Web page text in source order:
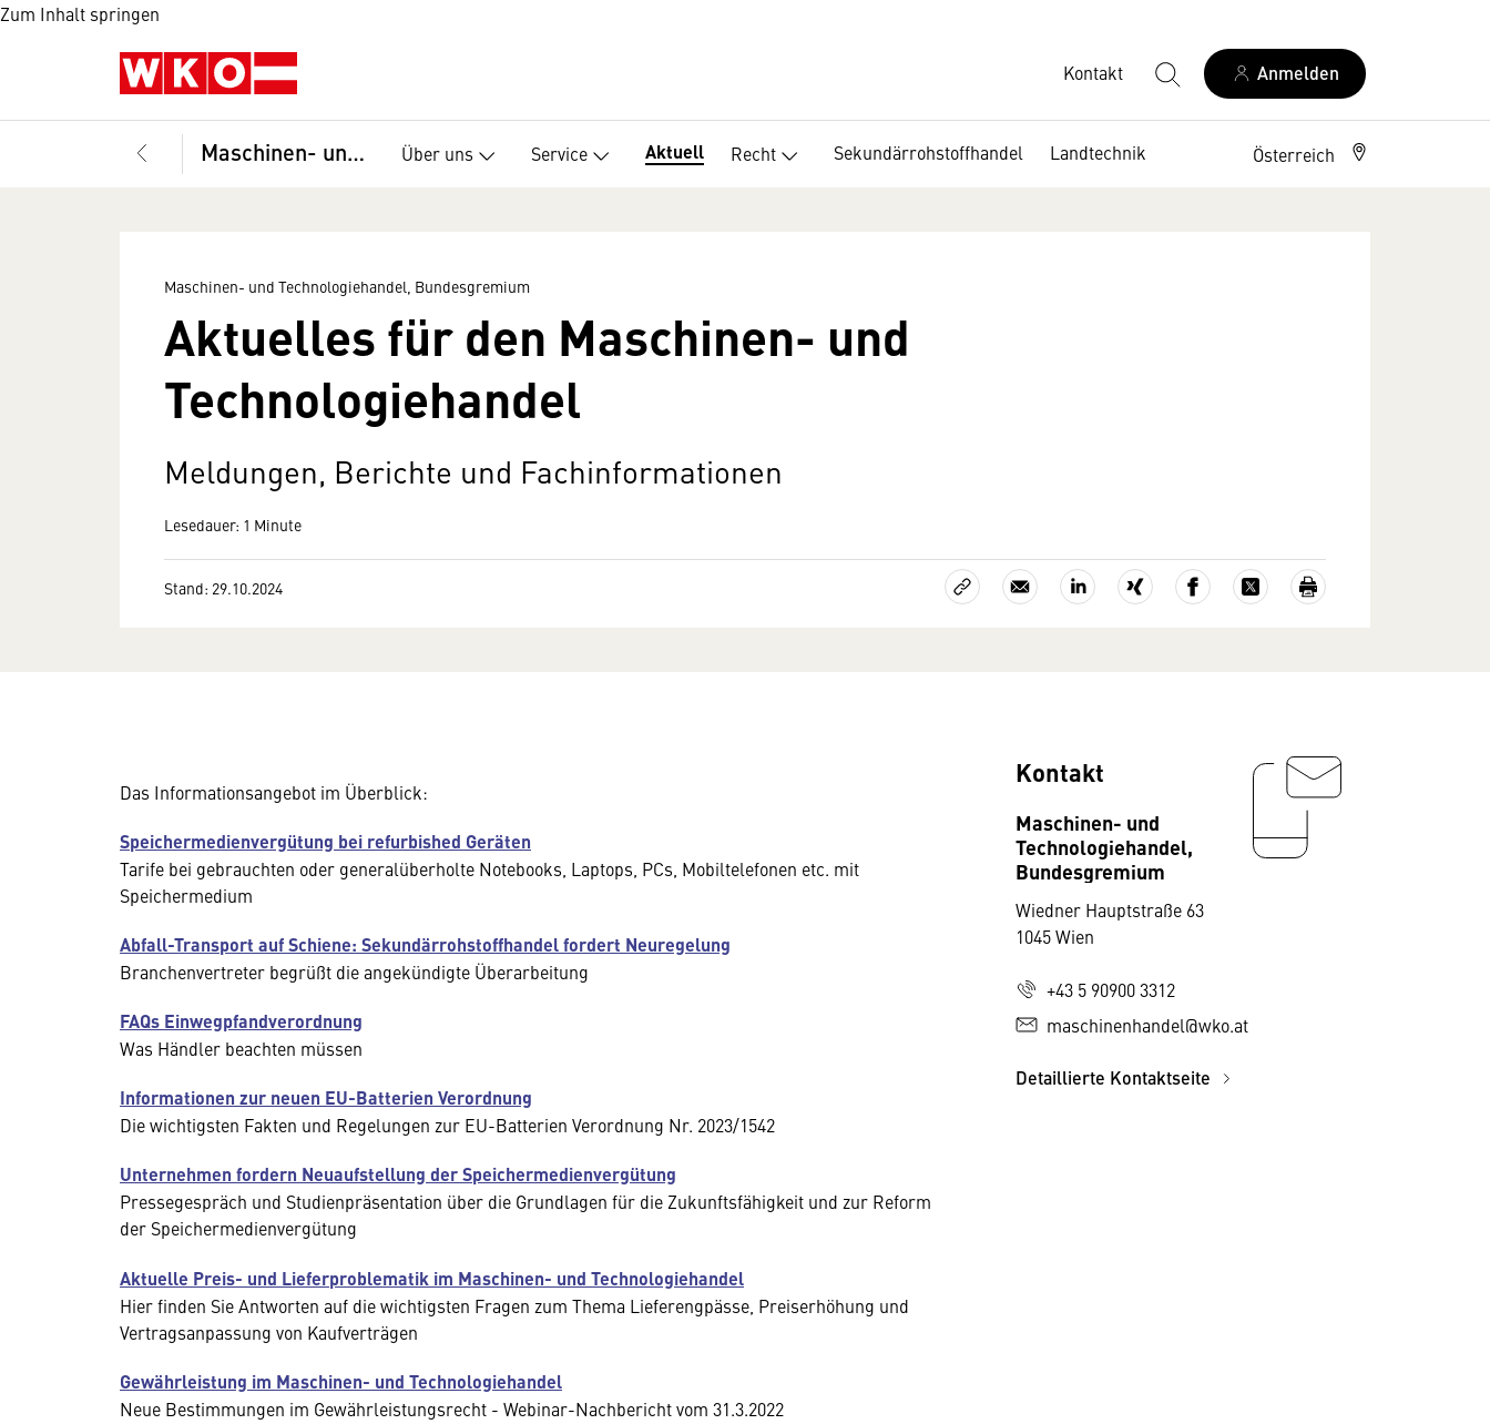
Zum Inhalt springen
Kontakt Anmelden
Maschinen- und Technologiehandel, Bundesgremium Über uns Service Aktuell Recht Sekundärrohstoffhandel Landtechnik Österreich
Maschinen- und Technologiehandel, Bundesgremium
Aktuelles für den Maschinen- und
Technologiehandel
Meldungen, Berichte und Fachinformationen
Lesedauer: 1 Minute
Stand: 29.10.2024
Das Informationsangebot im Überblick:
Speichermedienvergütung bei refurbished Geräten
Tarife bei gebrauchten oder generalüberholte Notebooks, Laptops, PCs, Mobiltelefonen etc. mit
Speichermedium
Abfall-Transport auf Schiene: Sekundärrohstoffhandel fordert Neuregelung
Branchenvertreter begrüßt die angekündigte Überarbeitung
FAQs Einwegpfandverordnung
Was Händler beachten müssen
Informationen zur neuen EU-Batterien Verordnung
Die wichtigsten Fakten und Regelungen zur EU-Batterien Verordnung Nr. 2023/1542
Unternehmen fordern Neuaufstellung der Speichermedienvergütung
Pressegespräch und Studienpräsentation über die Grundlagen für die Zukunftsfähigkeit und zur Reform
der Speichermedienvergütung
Aktuelle Preis- und Lieferproblematik im Maschinen- und Technologiehandel
Hier finden Sie Antworten auf die wichtigsten Fragen zum Thema Lieferengpässe, Preiserhöhung und
Vertragsanpassung von Kaufverträgen
Gewährleistung im Maschinen- und Technologiehandel
Neue Bestimmungen im Gewährleistungsrecht - Webinar-Nachbericht vom 31.3.2022
Kontakt
Maschinen- und
Technologiehandel,
Bundesgremium
Wiedner Hauptstraße 63
1045 Wien
+43 5 90900 3312
maschinenhandel@wko.at
Detaillierte Kontaktseite